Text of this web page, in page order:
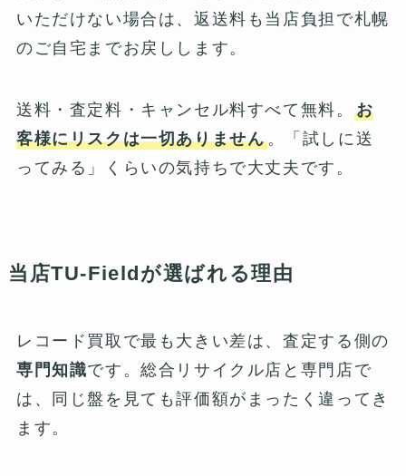
いただけない場合は、返送料も当店負担で札幌
のご自宅までお戻しします。
送料・査定料・キャンセル料すべて無料。 お
客様にリスクは一切ありません。「試しに送
ってみる」くらいの気持ちで大丈夫です。
当店TU-Fieldが選ばれる理由
レコード買取で最も大きい差は、査定する側の
専門知識です。総合リサイクル店と専門店で
は、同じ盤を見ても評価額がまったく違ってき
ます。